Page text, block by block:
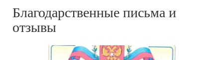
Благодарственные письма и
отзывы